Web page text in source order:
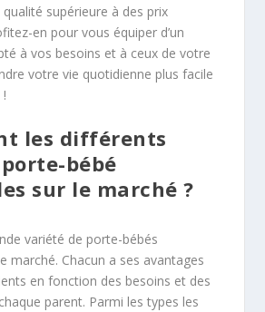
supérieure à des prix
en pour vous équiper d’un
à vos besoins et à ceux de votre
votre vie quotidienne plus facile
les différents
bébé
sur le marché ?
variété de porte-bébés
marché. Chacun a ses avantages
en fonction des besoins et des
parent. Parmi les types les